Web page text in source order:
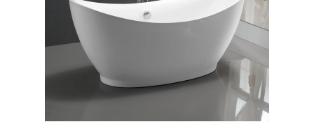
وان فری استندینگ سولانا